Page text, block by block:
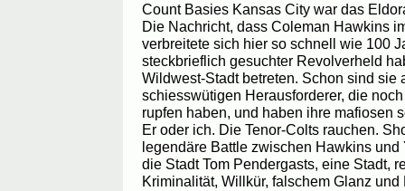
Count Basies Kansas City war das
Die Nachricht, dass Coleman Hawkins
verbreitete sich hier so schnell wie 100
steckbrieflich gesuchter Revolverheld
Wildwest-Stadt betreten. Schon sind sie
schiesswütigen Herausforderer, die
rupfen haben, und haben ihre mafiosen
Er oder ich. Die Tenor-Colts rauchen.
legendäre Battle zwischen Hawkins
die Stadt Tom Pendergasts, eine Stadt,
Kriminalität, Willkür, falschem Glanz und